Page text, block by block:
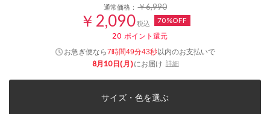
通常価格：￥6,990
￥2,090税込 70%OFF
20 ポイント還元
お急ぎ便なら7時間49分43秒以内のお支払いで
8月10日(月)にお届け 詳細
サイズ・色を選ぶ